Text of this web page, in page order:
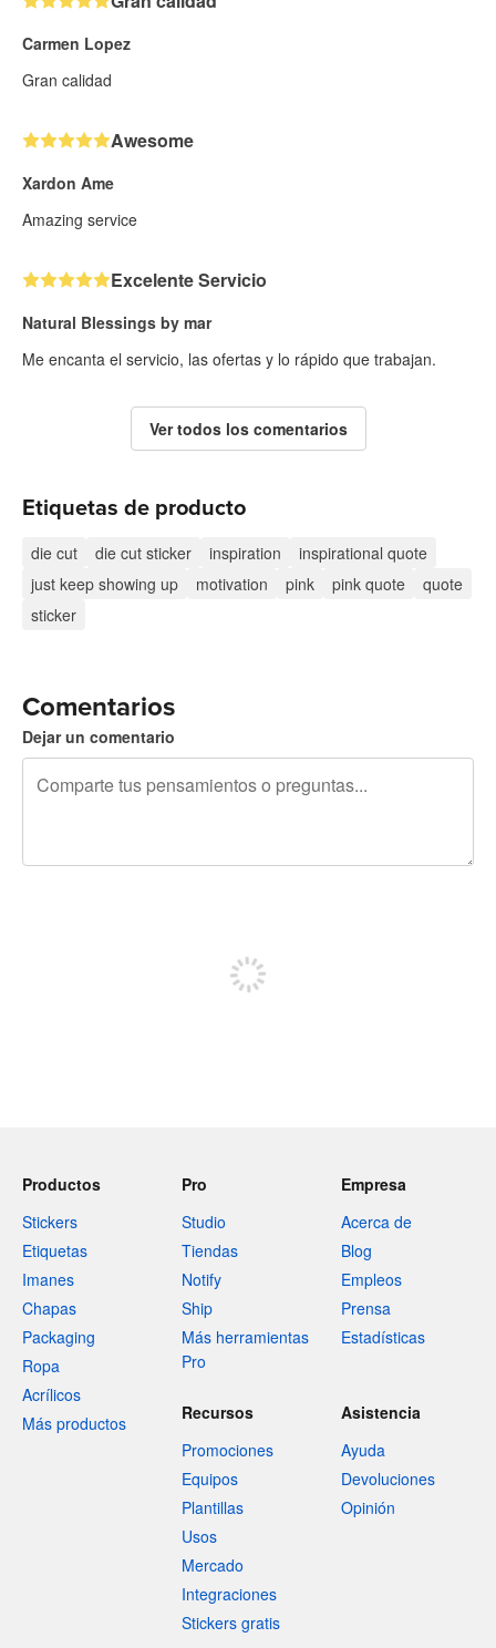
Carmen Lopez
Gran calidad
Awesome
Xardon Ame
Amazing service
Excelente Servicio
Natural Blessings by mar
Me encanta el servicio, las ofertas y lo rápido que trabajan.
Ver todos los comentarios
Etiquetas de producto
die cut die cut sticker inspiration
inspirational quote
just keep showing up
motivation pink pink quote
quote
sticker
Comentarios
Dejar un comentario
Productos
Stickers
Etiquetas
Imanes
Chapas
Packaging
Ropa
Acrílicos
Más productos
Pro
Studio
Tiendas
Notify
Ship
Más herramientas
Pro
Empresa
Acerca de
Blog
Empleos
Prensa
Estadísticas
Recursos
Promociones
Equipos
Plantillas
Usos
Mercado
Integraciones
Stickers gratis
Asistencia
Ayuda
Devoluciones
Opinión